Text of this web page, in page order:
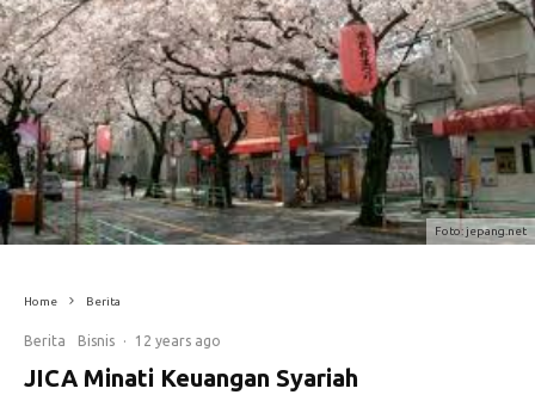
Foto: jepang.net
Home Berita
Berita Bisnis · 12 years ago
JICA Minati Keuangan Syariah